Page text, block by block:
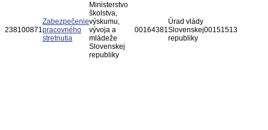
238100871
Zabezpečenie
pracovného
stretnutia
Ministerstvo
školstva,
výskumu,
vývoja a
mládeže
Slovenskej
republiky
00164381
Úrad vlády
Slovenskej
republiky
00151513